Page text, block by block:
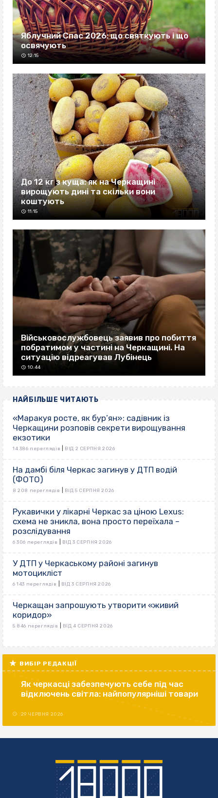
Яблучний Спас 2026: що святкують і що
освячують
12:15
До 12 кг з куща: як на Черкащині
вирощують дині та скільки вони
коштують
11:15
Військовослужбовець заявив про побиття
побратимом у частині на Черкащині. На
ситуацію відреагував Лубінець
10:44
НАЙБІЛЬШЕ ЧИТАЮТЬ
«Маракуя росте, як бур’ян»: садівник із
Черкащини розповів секрети вирощування
екзотики
14 386 переглядів ВІД 2 СЕРПНЯ 2026
На дамбі біля Черкас загинув у ДТП водій
(ФОТО)
8 208 переглядів ВІД 5 СЕРПНЯ 2026
Рукавички у лікарні Черкас за ціною Lexus:
схема не зникла, вона просто переїхала –
розслідування
6 306 переглядів ВІД 3 СЕРПНЯ 2026
У ДТП у Черкаському районі загинув
мотоцикліст
6 143 переглядів ВІД 3 СЕРПНЯ 2026
Черкащан запрошують утворити «живий
коридор»
5 846 переглядів ВІД 4 СЕРПНЯ 2026
ВИБІР РЕДАКЦІЇ
Як черкасці забезпечують себе під час
відключень світла: найпопулярніші товари
29 ЧЕРВНЯ 2026